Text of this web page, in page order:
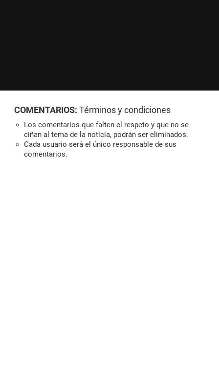
COMENTARIOS: Términos y condiciones
Los comentarios que falten el respeto y que no se
ciñan al tema de la noticia, podrán ser eliminados.
Cada usuario será el único responsable de sus
comentarios.